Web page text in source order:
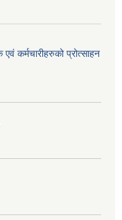
कर्मचारीहरुको प्रोत्साहन